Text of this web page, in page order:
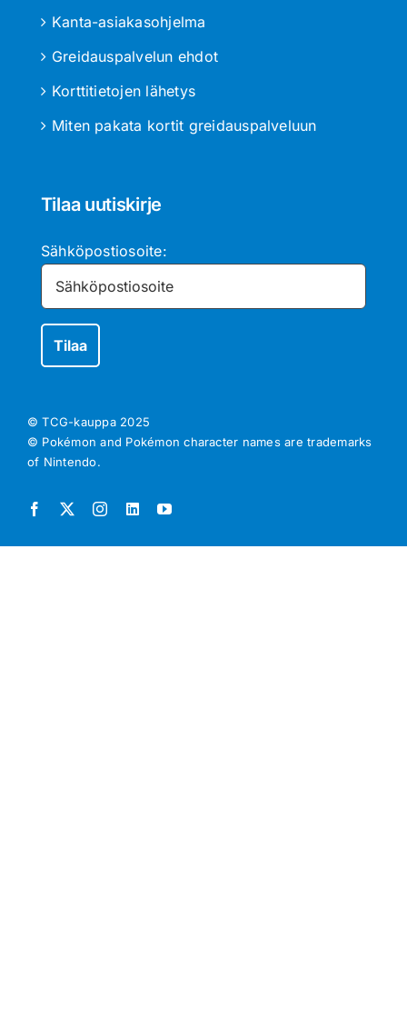
Kanta-asiakasohjelma
Greidauspalvelun ehdot
Korttitietojen lähetys
Miten pakata kortit greidauspalveluun
Tilaa uutiskirje
Sähköpostiosoite:
© TCG-kauppa 2025
© Pokémon and Pokémon character names are trademarks
of Nintendo.